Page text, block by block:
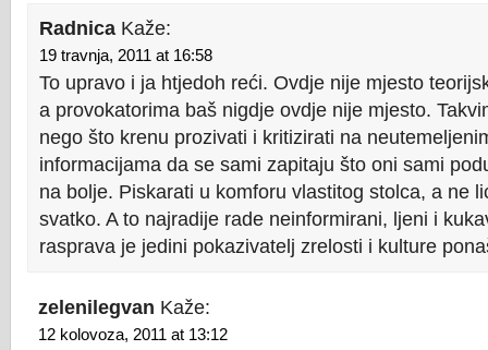
Radnica Kaže:
19 travnja, 2011 at 16:58
To upravo i ja htjedoh reći. Ovdje nije mjesto
a provokatorima baš nigdje ovdje nije mjesto.
nego što krenu prozivati i kritizirati na
informacijama da se sami zapitaju što oni sami
na bolje. Piskarati u komforu vlastitog stolca, a ne
svatko. A to najradije rade neinformirani, ljeni i
rasprava je jedini pokazivatelj zrelosti i kulture
zelenilegvan Kaže:
12 kolovoza, 2011 at 13:12